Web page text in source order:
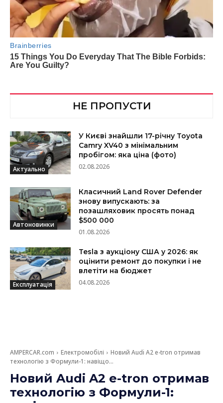
НЕ ПРОПУСТИ
Актуально
У Києві знайшли 17-річну Toyota
Camry XV40 з мінімальним
пробігом: яка ціна (фото)
02.08.2026
Автоновинки
Класичний Land Rover Defender
знову випускають: за
позашляховик просять понад
$500 000
01.08.2026
Експлуатація
Tesla з аукціону США у 2026: як
оцінити ремонт до покупки і не
влетіти на бюджет
04.08.2026